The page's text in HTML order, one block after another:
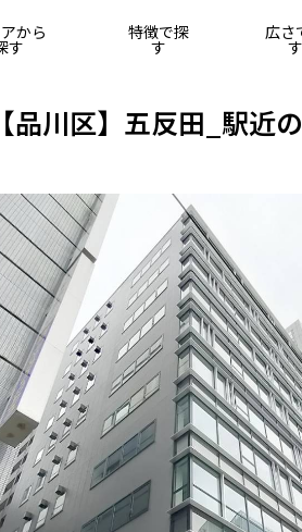
から
す
特徴で探
す
広さ
す
品川区】五反田_駅近